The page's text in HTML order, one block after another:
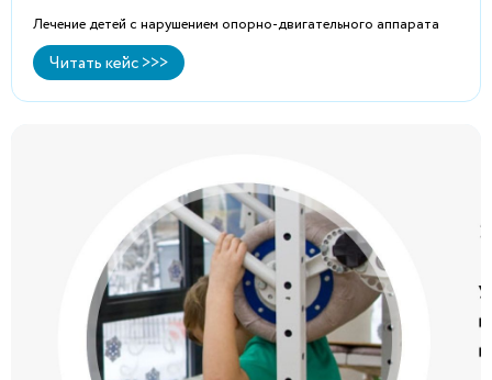
Лечение детей с нарушением опорно-двигательного аппарата
Читать кейс >>>